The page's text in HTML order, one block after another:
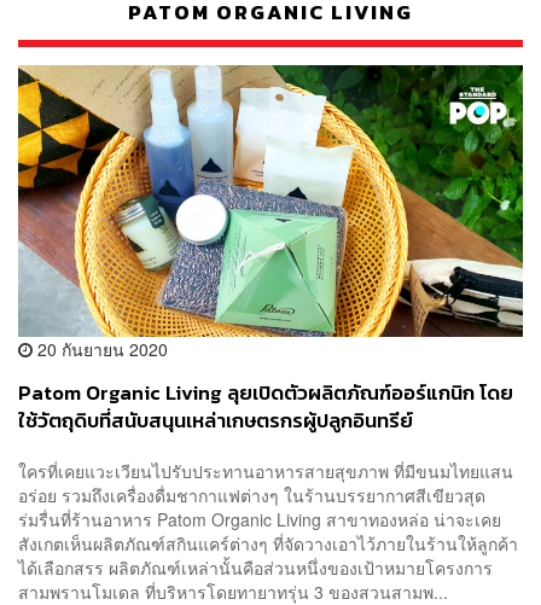
PATOM ORGANIC LIVING
20 กันยายน 2020
Patom Organic Living ลุยเปิดตัวผลิตภัณฑ์ออร์แกนิก โดย
ใช้วัตถุดิบที่สนับสนุนเหล่าเกษตรกรผู้ปลูกอินทรีย์
ใครที่เคยแวะเวียนไปรับประทานอาหารสายสุขภาพ ที่มีขนมไทยแสน
อร่อย รวมถึงเครื่องดื่มชากาแฟต่างๆ ในร้านบรรยากาศสีเขียวสุด
ร่มรื่นที่ร้านอาหาร Patom Organic Living สาขาทองหล่อ น่าจะเคย
สังเกตเห็นผลิตภัณฑ์สกินแคร์ต่างๆ ที่จัดวางเอาไว้ภายในร้านให้ลูกค้า
ได้เลือกสรร ผลิตภัณฑ์เหล่านั้นคือส่วนหนึ่งของเป้าหมายโครงการ
สามพรานโมเดล ที่บริหารโดยทายาทรุ่น 3 ของสวนสามพ...